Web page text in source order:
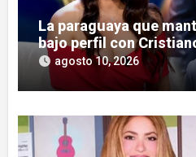
La paraguaya que
bajo perfil con
agosto 10, 2026